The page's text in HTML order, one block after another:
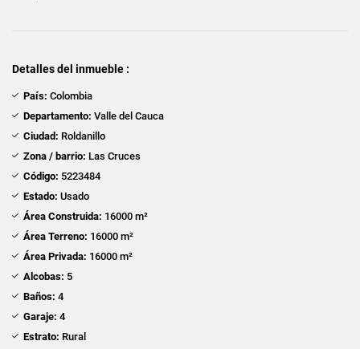
Detalles del inmueble :
País: Colombia
Departamento: Valle del Cauca
Ciudad: Roldanillo
Zona / barrio: Las Cruces
Código: 5223484
Estado: Usado
Área Construida: 16000 m²
Área Terreno: 16000 m²
Área Privada: 16000 m²
Alcobas: 5
Baños: 4
Garaje: 4
Estrato: Rural